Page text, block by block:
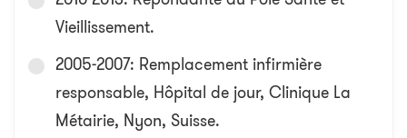
Vieillissement.
2005-2007: Remplacement infirmière
responsable, Hôpital de jour, Clinique La
Métairie, Nyon, Suisse.